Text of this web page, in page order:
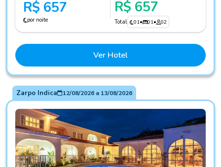
R$ 657
por noite
R$ 657
Total 01• 01• 02
Ver Hotel
Zarpo Indica 12/08/2026a 13/08/2026